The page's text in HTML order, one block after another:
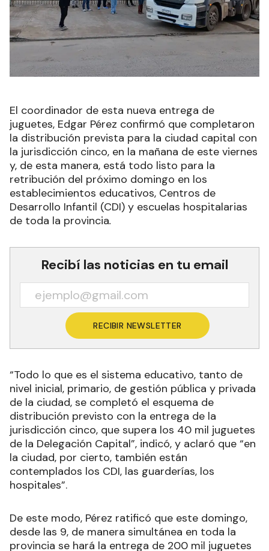
El coordinador de esta nueva entrega de
juguetes, Edgar Pérez confirmó que completaron
la distribución prevista para la ciudad capital con
la jurisdicción cinco, en la mañana de este viernes
y, de esta manera, está todo listo para la
retribución del próximo domingo en los
establecimientos educativos, Centros de
Desarrollo Infantil (CDI) y escuelas hospitalarias
de toda la provincia.
Recibí las noticias en tu email
RECIBIR NEWSLETTER
“Todo lo que es el sistema educativo, tanto de
nivel inicial, primario, de gestión pública y privada
de la ciudad, se completó el esquema de
distribución previsto con la entrega de la
jurisdicción cinco, que supera los 40 mil juguetes
de la Delegación Capital”, indicó, y aclaró que “en
la ciudad, por cierto, también están
contemplados los CDI, las guarderías, los
hospitales”.
De este modo, Pérez ratificó que este domingo,
desde las 9, de manera simultánea en toda la
provincia se hará la entrega de 200 mil juguetes